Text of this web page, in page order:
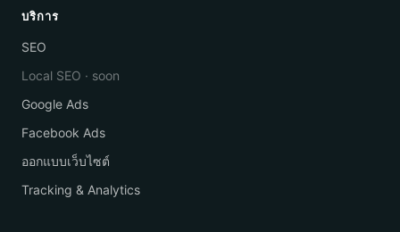
บริการ
SEO
Local SEO · soon
Google Ads
Facebook Ads
ออกแบบเว็บไซต์
Tracking & Analytics